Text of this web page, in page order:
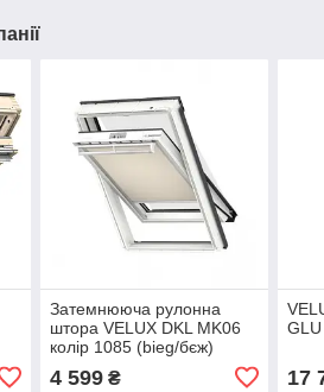
Затемнююча рулонна
штора VELUX DKL MK06
колір 1085 (bieg/бєж)
4 599₴ 17